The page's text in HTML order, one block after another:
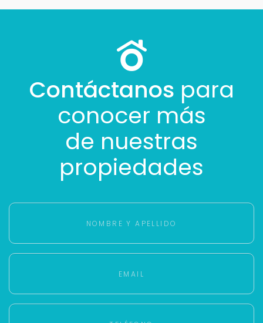
Contáctanos para
conocer más
de nuestras
propiedades